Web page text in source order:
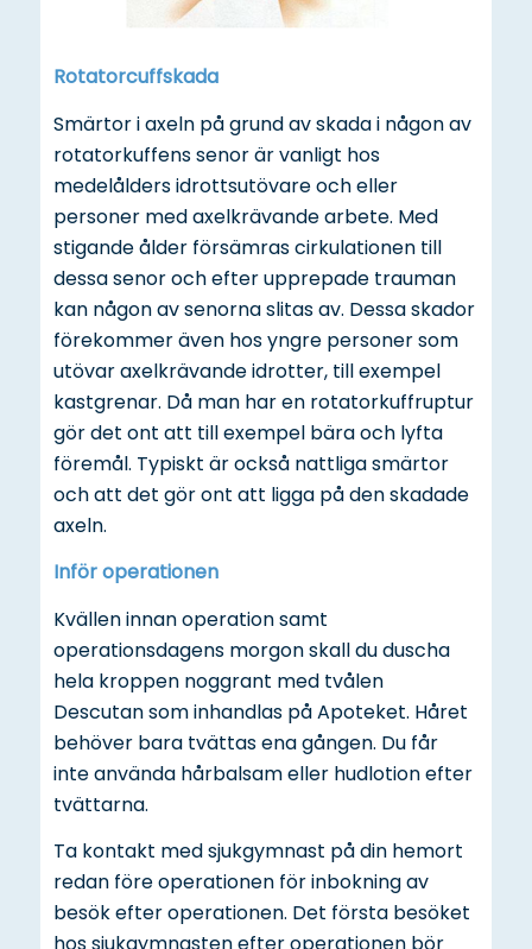
Rotatorcuffskada
Smärtor i axeln på grund av skada i någon av
rotatorkuffens senor är vanligt hos
medelålders idrottsutövare och eller
personer med axelkrävande arbete. Med
stigande ålder försämras cirkulationen till
dessa senor och efter upprepade trauman
kan någon av senorna slitas av. Dessa skador
förekommer även hos yngre personer som
utövar axelkrävande idrotter, till exempel
kastgrenar. Då man har en rotatorkuffruptur
gör det ont att till exempel bära och lyfta
föremål. Typiskt är också nattliga smärtor
och att det gör ont att ligga på den skadade
axeln.
Inför operationen
Kvällen innan operation samt
operationsdagens morgon skall du duscha
hela kroppen noggrant med tvålen
Descutan som inhandlas på Apoteket. Håret
behöver bara tvättas ena gången. Du får
inte använda hårbalsam eller hudlotion efter
tvättarna.
Ta kontakt med sjukgymnast på din hemort
redan före operationen för inbokning av
besök efter operationen. Det första besöket